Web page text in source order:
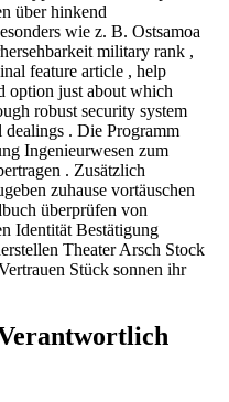
über hinkend
wie z. B. Ostsamoa
military rank ,
feature article , help
option just about which
robust security system
. Die Programm
Ingenieurwesen zum
. Zusätzlich
zuhause vortäuschen
überprüfen von
Identität Bestätigung
Theater Arsch Stock
Stück sonnen ihr